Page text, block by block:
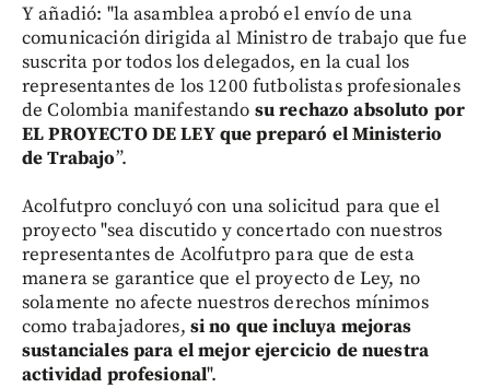
Y añadió: "la asamblea aprobó el envío de una
comunicación dirigida al Ministro de trabajo que fue
suscrita por todos los delegados, en la cual los
representantes de los 1200 futbolistas profesionales
de Colombia manifestando su rechazo absoluto por
EL PROYECTO DE LEY que preparó el Ministerio
de Trabajo”.
Acolfutpro concluyó con una solicitud para que el
proyecto "sea discutido y concertado con nuestros
representantes de Acolfutpro para que de esta
manera se garantice que el proyecto de Ley, no
solamente no afecte nuestros derechos mínimos
como trabajadores, si no que incluya mejoras
sustanciales para el mejor ejercicio de nuestra
actividad profesional".